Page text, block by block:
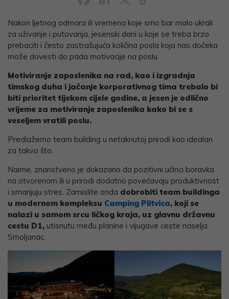
Link
Nakon ljetnog odmora ili vremena koje smo bar malo ukrali
za uživanje i putovanja, jesenski dani u koje se treba brzo
prebaciti i često zastrašujuća količina posla koja nas dočeka
može dovesti do pada motivacije na poslu.
Motiviranje zaposlenika na rad, kao i izgradnja
timskog duha i jačanje korporativnog tima trebalo bi
biti prioritet tijekom cijele godine, a jesen je odlično
vrijeme za motiviranje zaposlenika kako bi se s
veseljem vratili poslu.
Predlažemo team building u netaknutoj prirodi kao idealan
za takvo što.
Naime, znanstveno je dokazano da pozitivni učinci boravka
na otvorenom ili u prirodi dodatno povećavaju produktivnost
i smanjuju stres. Zamislite onda dobrobiti team buildinga
u modernom kompleksu Camping Plitvica, koji se
nalazi u samom srcu ličkog kraja, uz glavnu državnu
cestu D1, utisnutu među planine i vijugave ceste naselja
Smoljanac.